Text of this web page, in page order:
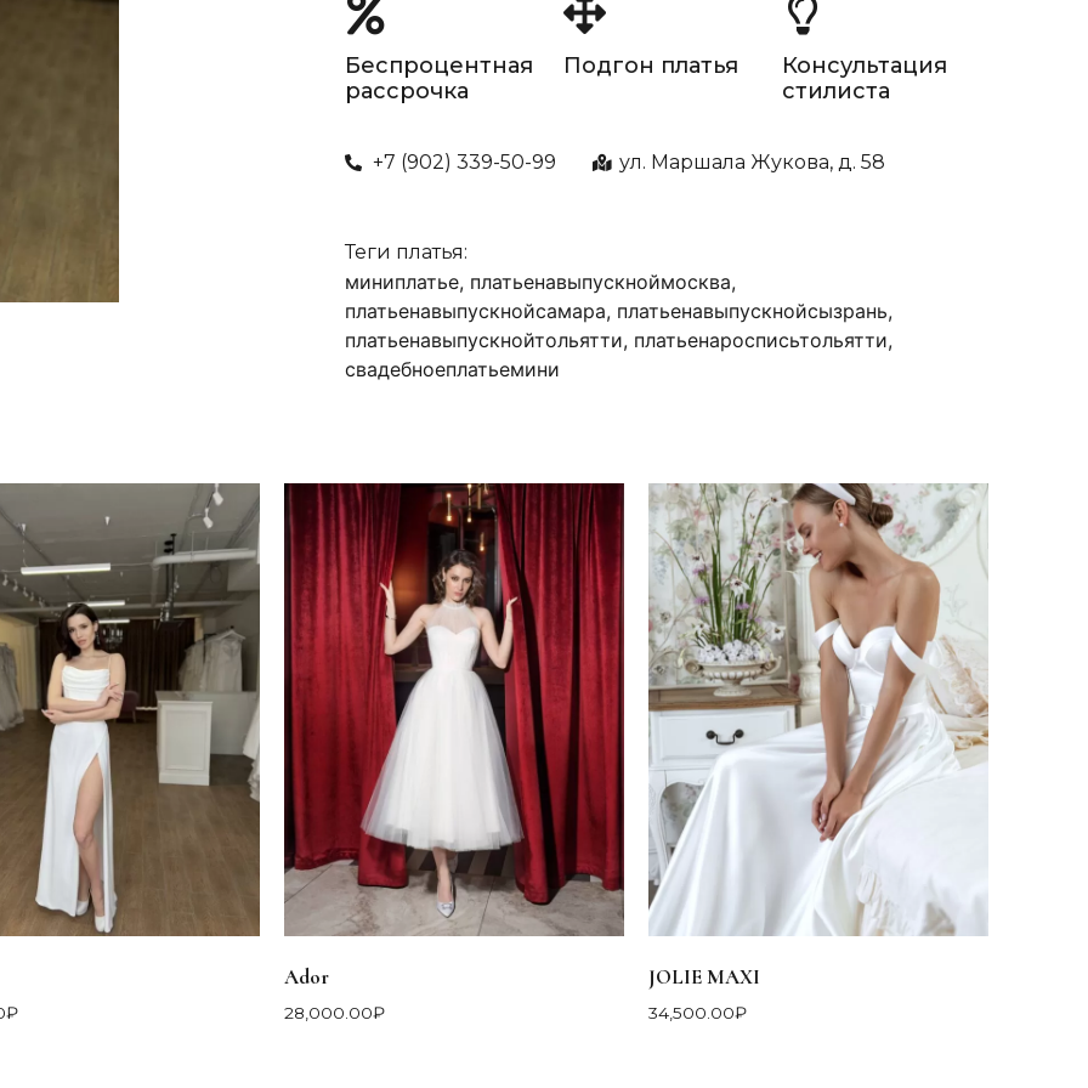
Беспроцентная
рассрочка
Подгон платья
Консультация
стилиста
+7 (902) 339-50-99 ул. Маршала Жукова, д. 58
Теги платья:
миниплатье, платьенавыпускноймосква,
платьенавыпускнойсамара, платьенавыпускнойсызрань,
платьенавыпускнойтольятти, платьенаросписьтольятти,
свадебноеплатьемини
₽
Ador
28,000.00₽
JOLIE MAXI
34,500.00₽